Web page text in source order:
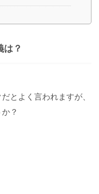
は？
とよく言われますが、
？